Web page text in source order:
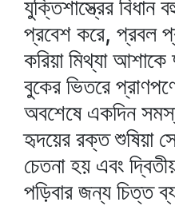
যুক্তিশাস্ত্রের বিধান
প্রবেশ করে, প্রবল
করিয়া মিথ্যা আশাকে
বুকের ভিতরে
অবশেষে একদিন
হৃদয়ের রক্ত শুষিয়া
চেতনা হয় এবং
পড়িবার জন্য চিত্ত